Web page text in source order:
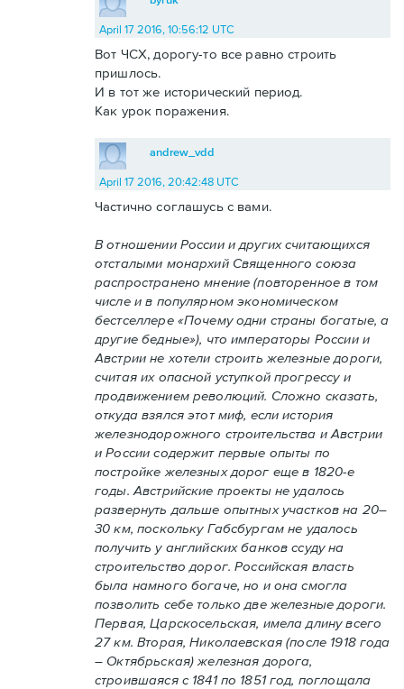
April 17 2016, 10:56:12 UTC
Вот ЧСХ, дорогу-то все равно строить
пришлось.
И в тот же исторический период.
Как урок поражения.
andrew_vdd
April 17 2016, 20:42:48 UTC
Частично соглашусь с вами.
В отношении России и других считающихся
отсталыми монархий Священного союза
распространено мнение (повторенное в том
числе и в популярном экономическом
бестселлере «Почему одни страны богатые, а
другие бедные»), что императоры России и
Австрии не хотели строить железные дороги,
считая их опасной уступкой прогрессу и
продвижением революций. Сложно сказать,
откуда взялся этот миф, если история
железнодорожного строительства и Австрии
и России содержит первые опыты по
постройке железных дорог еще в 1820-е
годы. Австрийские проекты не удалось
развернуть дальше опытных участков на 20–
30 км, поскольку Габсбургам не удалось
получить у английских банков ссуду на
строительство дорог. Российская власть
была намного богаче, но и она смогла
позволить себе только две железные дороги.
Первая, Царскосельская, имела длину всего
27 км. Вторая, Николаевская (после 1918 года
– Октябрьская) железная дорога,
строившаяся с 1841 по 1851 год, поглощала